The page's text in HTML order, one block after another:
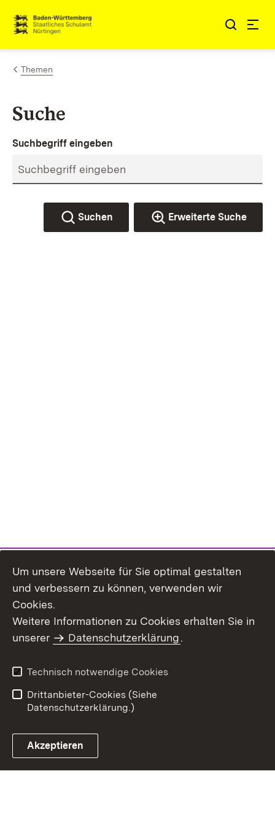
Zum Inhalt springen
Link zur Startseite
Themen
Suche
Suchbegriff eingeben
Suchen Erweiterte Suche
Benutzungshinweise
Erklärung zur
Um unsere Webseite für Sie optimal gestalten
und verbessern zu können, verwenden wir
Cookies.
Weitere Informationen zu Cookies erhalten Sie in
unserer
Datenschutzerklärung.
Technisch notwendige Cookies
Drittanbieter-Cookies (Siehe
Datenschutzerklärung.)
Akzeptieren